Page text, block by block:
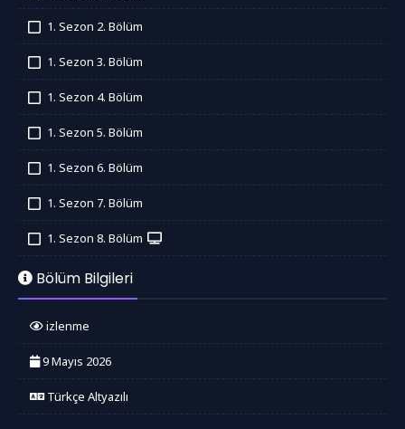
1. Sezon 2. Bölüm
1. Sezon 3. Bölüm
1. Sezon 4. Bölüm
1. Sezon 5. Bölüm
1. Sezon 6. Bölüm
1. Sezon 7. Bölüm
1. Sezon 8. Bölüm
Bölüm Bilgileri
izlenme
9 Mayıs 2026
Türkçe Altyazılı